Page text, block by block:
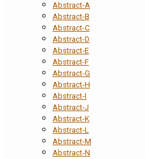
Abstract-A
Abstract-B
Abstract-C
Abstract-D
Abstract-E
Abstract-F
Abstract-G
Abstract-H
Abstract-I
Abstract-J
Abstract-K
Abstract-L
Abstract-M
Abstract-N